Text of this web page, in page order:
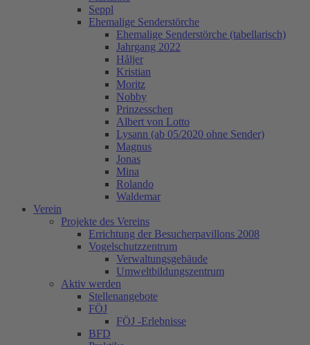
Seppl
Ehemalige Senderstörche
Ehemalige Senderstörche (tabellarisch)
Jahrgang 2022
Håljer
Kristian
Moritz
Nobby
Prinzesschen
Albert von Lotto
Lysann (ab 05/2020 ohne Sender)
Magnus
Jonas
Mina
Rolando
Waldemar
Verein
Projekte des Vereins
Errichtung der Besucherpavillons 2008
Vogelschutzzentrum
Verwaltungsgebäude
Umweltbildungszentrum
Aktiv werden
Stellenangebote
FÖJ
FÖJ -Erlebnisse
BFD